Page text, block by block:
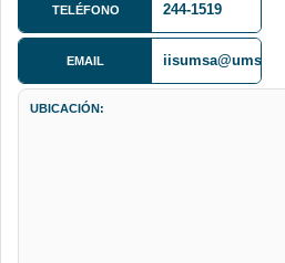
TELÉFONO 244-1519
EMAIL iisumsa@umsa.bo
UBICACIÓN: